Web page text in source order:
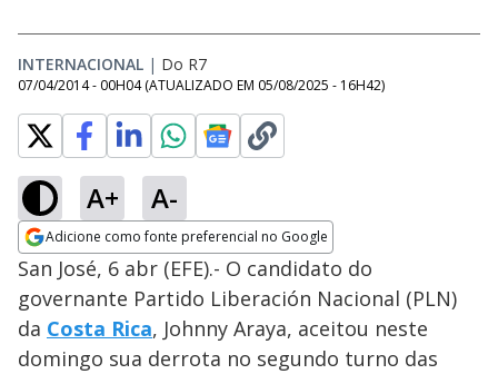
INTERNACIONAL | Do R7
07/04/2014 - 00H04 (ATUALIZADO EM 05/08/2025 - 16H42)
A+ A-
Adicione como fonte preferencial no Google
Opens in new window
San José, 6 abr (EFE).- O candidato do
governante Partido Liberación Nacional (PLN)
da Costa Rica, Johnny Araya, aceitou neste
domingo sua derrota no segundo turno das